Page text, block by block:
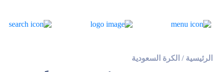
الرئيسية / الكرة السعودية